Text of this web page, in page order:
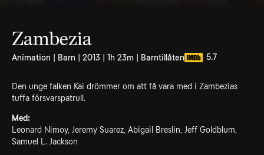
Zambezia
Animation | Barn | 2013 | 1h 23m | Barntillåten 5.7
Den unge falken Kai drömmer om att få vara med i Zambezias
tuffa försvarspatrull.
Med:
Leonard Nimoy, Jeremy Suarez, Abigail Breslin, Jeff Goldblum,
Samuel L. Jackson